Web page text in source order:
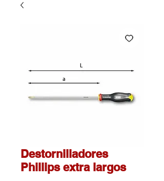
Destornilladores
Phillips extra largos